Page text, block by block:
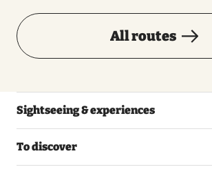
All routes
Sightseeing & experiences
To discover